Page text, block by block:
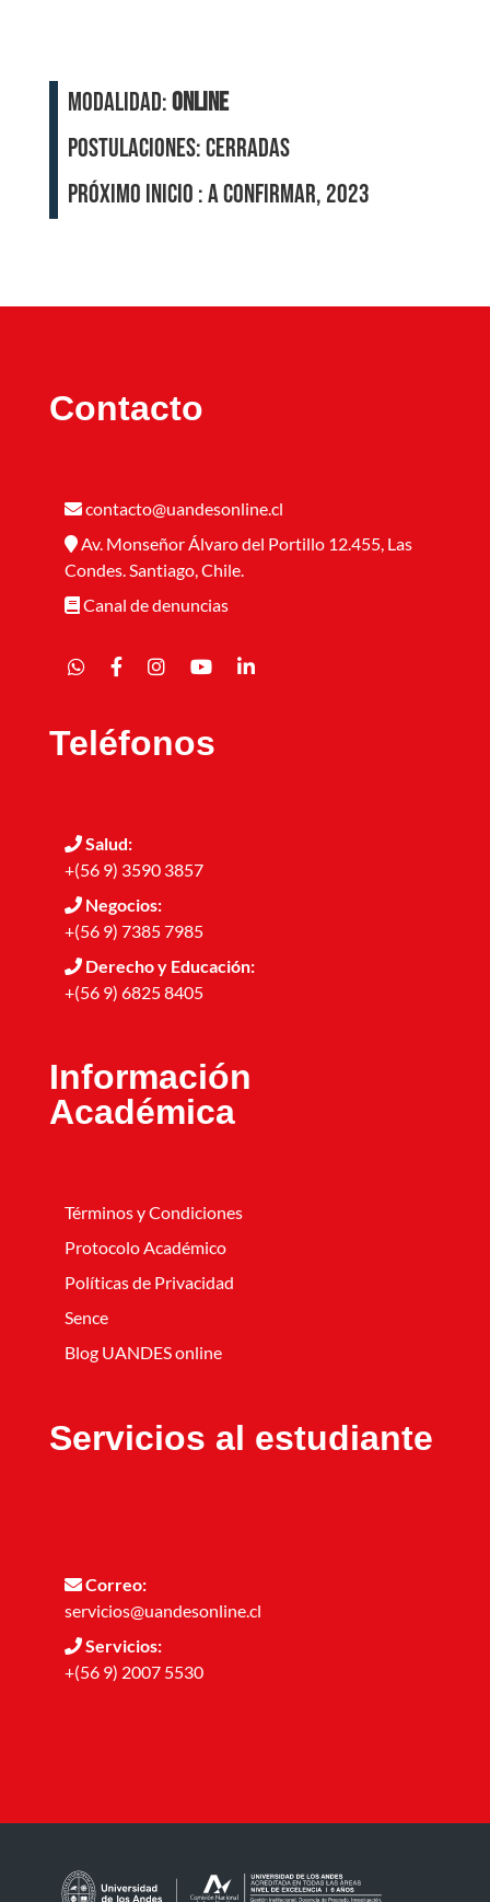
Modalidad:Online
Postulaciones: Cerradas
Próximo Inicio : A confirmar, 2023
Contacto
contacto@uandesonline.cl
Av. Monseñor Álvaro del Portillo 12.455, Las
Condes. Santiago, Chile.
Canal de denuncias
Teléfonos
Salud:
+(56 9) 3590 3857
Negocios:
+(56 9) 7385 7985
Derecho y Educación:
+(56 9) 6825 8405
Información
Académica
Términos y Condiciones
Protocolo Académico
Políticas de Privacidad
Sence
Blog UANDES online
Servicios al estudiante
Correo:
servicios@uandesonline.cl
Servicios:
+(56 9) 2007 5530